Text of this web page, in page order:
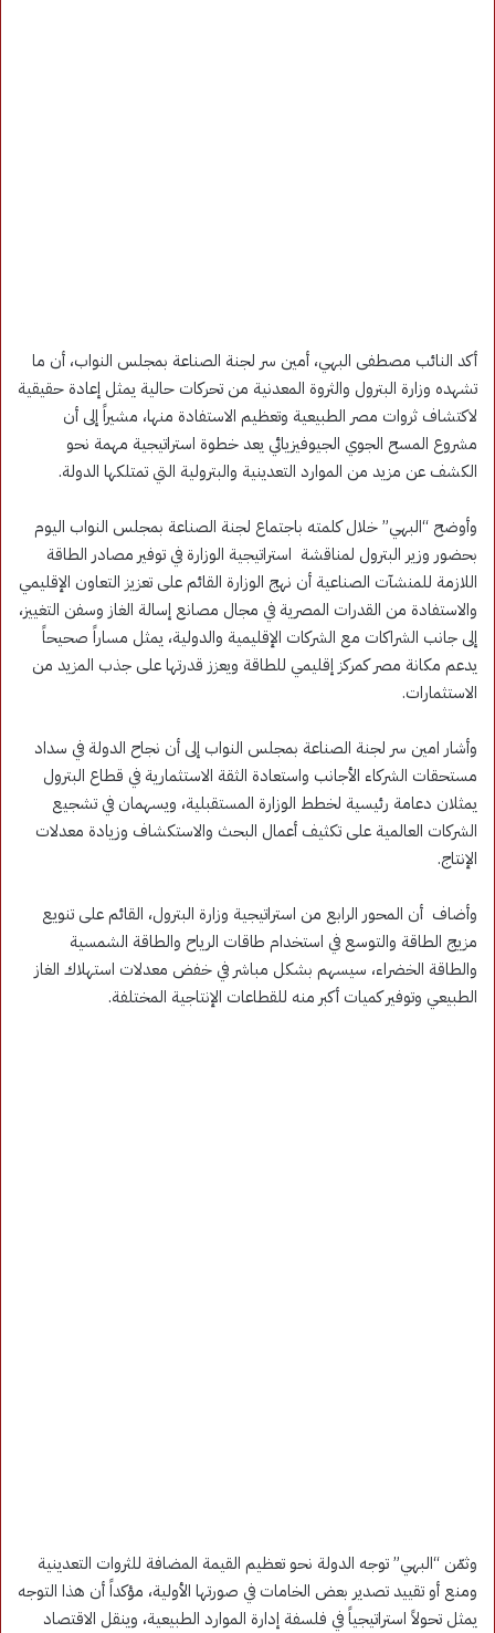
أكد النائب مصطفى البهي، أمين سر لجنة الصناعة بمجلس النواب، أن ما
تشهده وزارة البترول والثروة المعدنية من تحركات حالية يمثل إعادة حقيقية
لاكتشاف ثروات مصر الطبيعية وتعظيم الاستفادة منها، مشيراً إلى أن
مشروع المسح الجوي الجيوفيزيائي يعد خطوة استراتيجية مهمة نحو
الكشف عن مزيد من الموارد التعدينية والبترولية التي تمتلكها الدولة.
وأوضح “البهي” خلال كلمته باجتماع لجنة الصناعة بمجلس النواب اليوم
بحضور وزير البترول لمناقشة استراتيجية الوزارة في توفير مصادر الطاقة
اللازمة للمنشآت الصناعية أن نهج الوزارة القائم على تعزيز التعاون الإقليمي
والاستفادة من القدرات المصرية في مجال مصانع إسالة الغاز وسفن التغييز،
إلى جانب الشراكات مع الشركات الإقليمية والدولية، يمثل مساراً صحيحاً
يدعم مكانة مصر كمركز إقليمي للطاقة ويعزز قدرتها على جذب المزيد من
الاستثمارات.
وأشار امين سر لجنة الصناعة بمجلس النواب إلى أن نجاح الدولة في سداد
مستحقات الشركاء الأجانب واستعادة الثقة الاستثمارية في قطاع البترول
يمثلان دعامة رئيسية لخطط الوزارة المستقبلية، ويسهمان في تشجيع
الشركات العالمية على تكثيف أعمال البحث والاستكشاف وزيادة معدلات
الإنتاج.
وأضاف أن المحور الرابع من استراتيجية وزارة البترول، القائم على تنويع
مزيج الطاقة والتوسع في استخدام طاقات الرياح والطاقة الشمسية
والطاقة الخضراء، سيسهم بشكل مباشر في خفض معدلات استهلاك الغاز
الطبيعي وتوفير كميات أكبر منه للقطاعات الإنتاجية المختلفة.
وثمّن “البهي” توجه الدولة نحو تعظيم القيمة المضافة للثروات التعدينية
ومنع أو تقييد تصدير بعض الخامات في صورتها الأولية، مؤكداً أن هذا التوجه
يمثل تحولاً استراتيجياً في فلسفة إدارة الموارد الطبيعية، وينقل الاقتصاد